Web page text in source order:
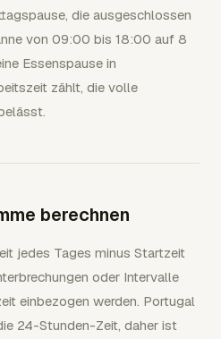
die ausgeschlossen
von 09:00 bis 18:00 auf 8
Essenspause in
zählt, die volle
berechnen
jedes Tages minus Startzeit
oder Intervalle
einbezogen werden. Portugal
24-Stunden-Zeit, daher ist